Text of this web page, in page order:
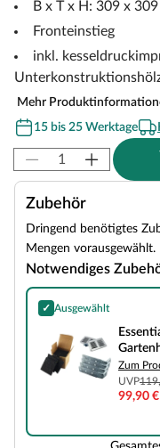
B x T x H: 309 x
Fronteinstieg
inkl.
Mehr
15 bis 25 Werktage
Zubehör
Dringend benötigtes
Mengen vorausgewählt.
Notwendiges
✓ Ausgewählt
Essential Komplettset für
Zum
UVP
99,90 €